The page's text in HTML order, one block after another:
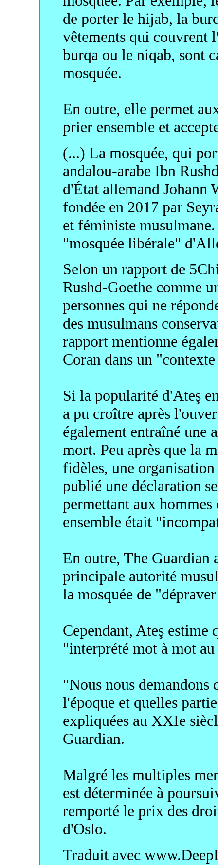
de porter le hijab, la
vêtements qui couvrent
burqa ou le niqab, sont
mosquée.
En outre, elle permet
prier ensemble et
(...) La mosquée, qui
andalou-arabe Ibn
d'État allemand Johann
fondée en 2017 par
et féministe
"mosquée libérale"
Selon un rapport de
Rushd-Goethe comme
personnes qui ne
des musulmans
rapport mentionne
Coran dans un
Si la popularité d'Ateş
a pu croître après
également entraîné une
mort. Peu après que la
fidèles, une
publié une déclaration
permettant aux
ensemble était
En outre, The Guardian
principale autorité
la mosquée de
Cependant, Ateş estime
"interprété mot à mot
"Nous nous demandons
l'époque et quelles
expliquées au XXIe
Guardian.
Malgré les multiples
est déterminée à
remporté le prix des
d'Oslo.
Traduit avec